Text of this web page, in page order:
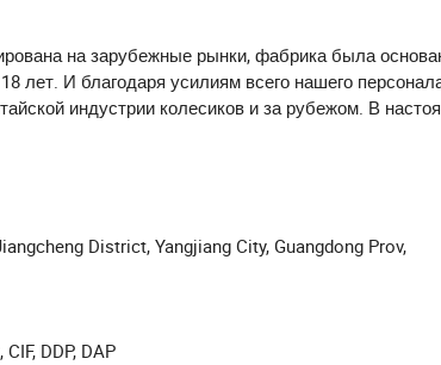
на зарубежные рынки, фабрика была
лет. И благодаря усилиям всего нашего
индустрии колесиков и за рубежом. В
35 000 квадратных метров. Годовая
пневматические колесики,
колесики, пластиковые тележки, тележки из
более 50 серий и 1000 типов продукции на ваш
упаковке, транспорте, складах, медицине и
предложить услуги OEM для клиентов. Время
бизнес-партнер всегда будет вашим
и хорошее послепродажное обслуживание"
District, Yangjiang City, Guangdong Prov,
CIF, DDP, DAP